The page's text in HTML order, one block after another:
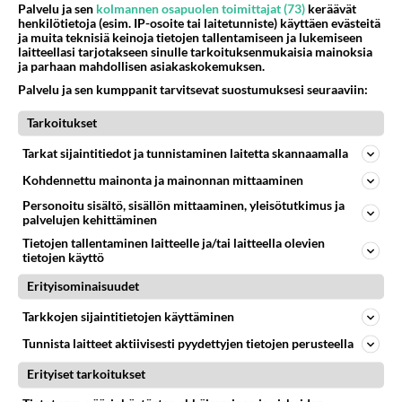
kenen näköinen
kaivattusi on ?
07.08.2026 16:24
Ikävä
672
Mikä on ollut
Söpöintä välillämme?
06.08.2026 14:44
Ikävä
624
Tykkäätköhän vielä minusta?
06.08.2026 07:42
Ikävä
30
576
Hyvännäköinen pakkaus
Olet hyvännäköinen pakkaus nainen.
06.08.2026 13:03
32
543
Olet ihana
520
Vihervasemmistofeministinaisasianaiset
Tulevat tänne palstalle haukkumaan miehiä ja naljailemaan miehelle, kehuvat olevansa heitä parempia. Itse asuvat MIEHE
498
Palvelu ja sen kolmannen osapuolen toimittajat (73) keräävät
henkilötietoja (esim. IP-osoite tai laitetunniste) käyttäen evästeitä
ja muita teknisiä keinoja tietojen tallentamiseen ja lukemiseen
laitteellasi tarjotakseen sinulle tarkoituksenmukaisia mainoksia
ja parhaan mahdollisen asiakaskokemuksen.
Palvelu ja sen kumppanit tarvitsevat suostumuksesi seuraaviin:
Tarkoitukset
Tarkat sijaintitiedot ja tunnistaminen laitetta skannaamalla
Kohdennettu mainonta ja mainonnan mittaaminen
Personoitu sisältö, sisällön mittaaminen, yleisötutkimus ja
palvelujen kehittäminen
Tietojen tallentaminen laitteelle ja/tai laitteella olevien
tietojen käyttö
Erityisominaisuudet
Tarkkojen sijaintitietojen käyttäminen
Tunnista laitteet aktiivisesti pyydettyjen tietojen perusteella
Erityiset tarkoitukset